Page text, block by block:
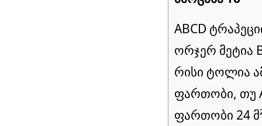
ABCD
ორჯერ მეტია
რისი ტოლია
ფართობი, თუ
ფართობი 24